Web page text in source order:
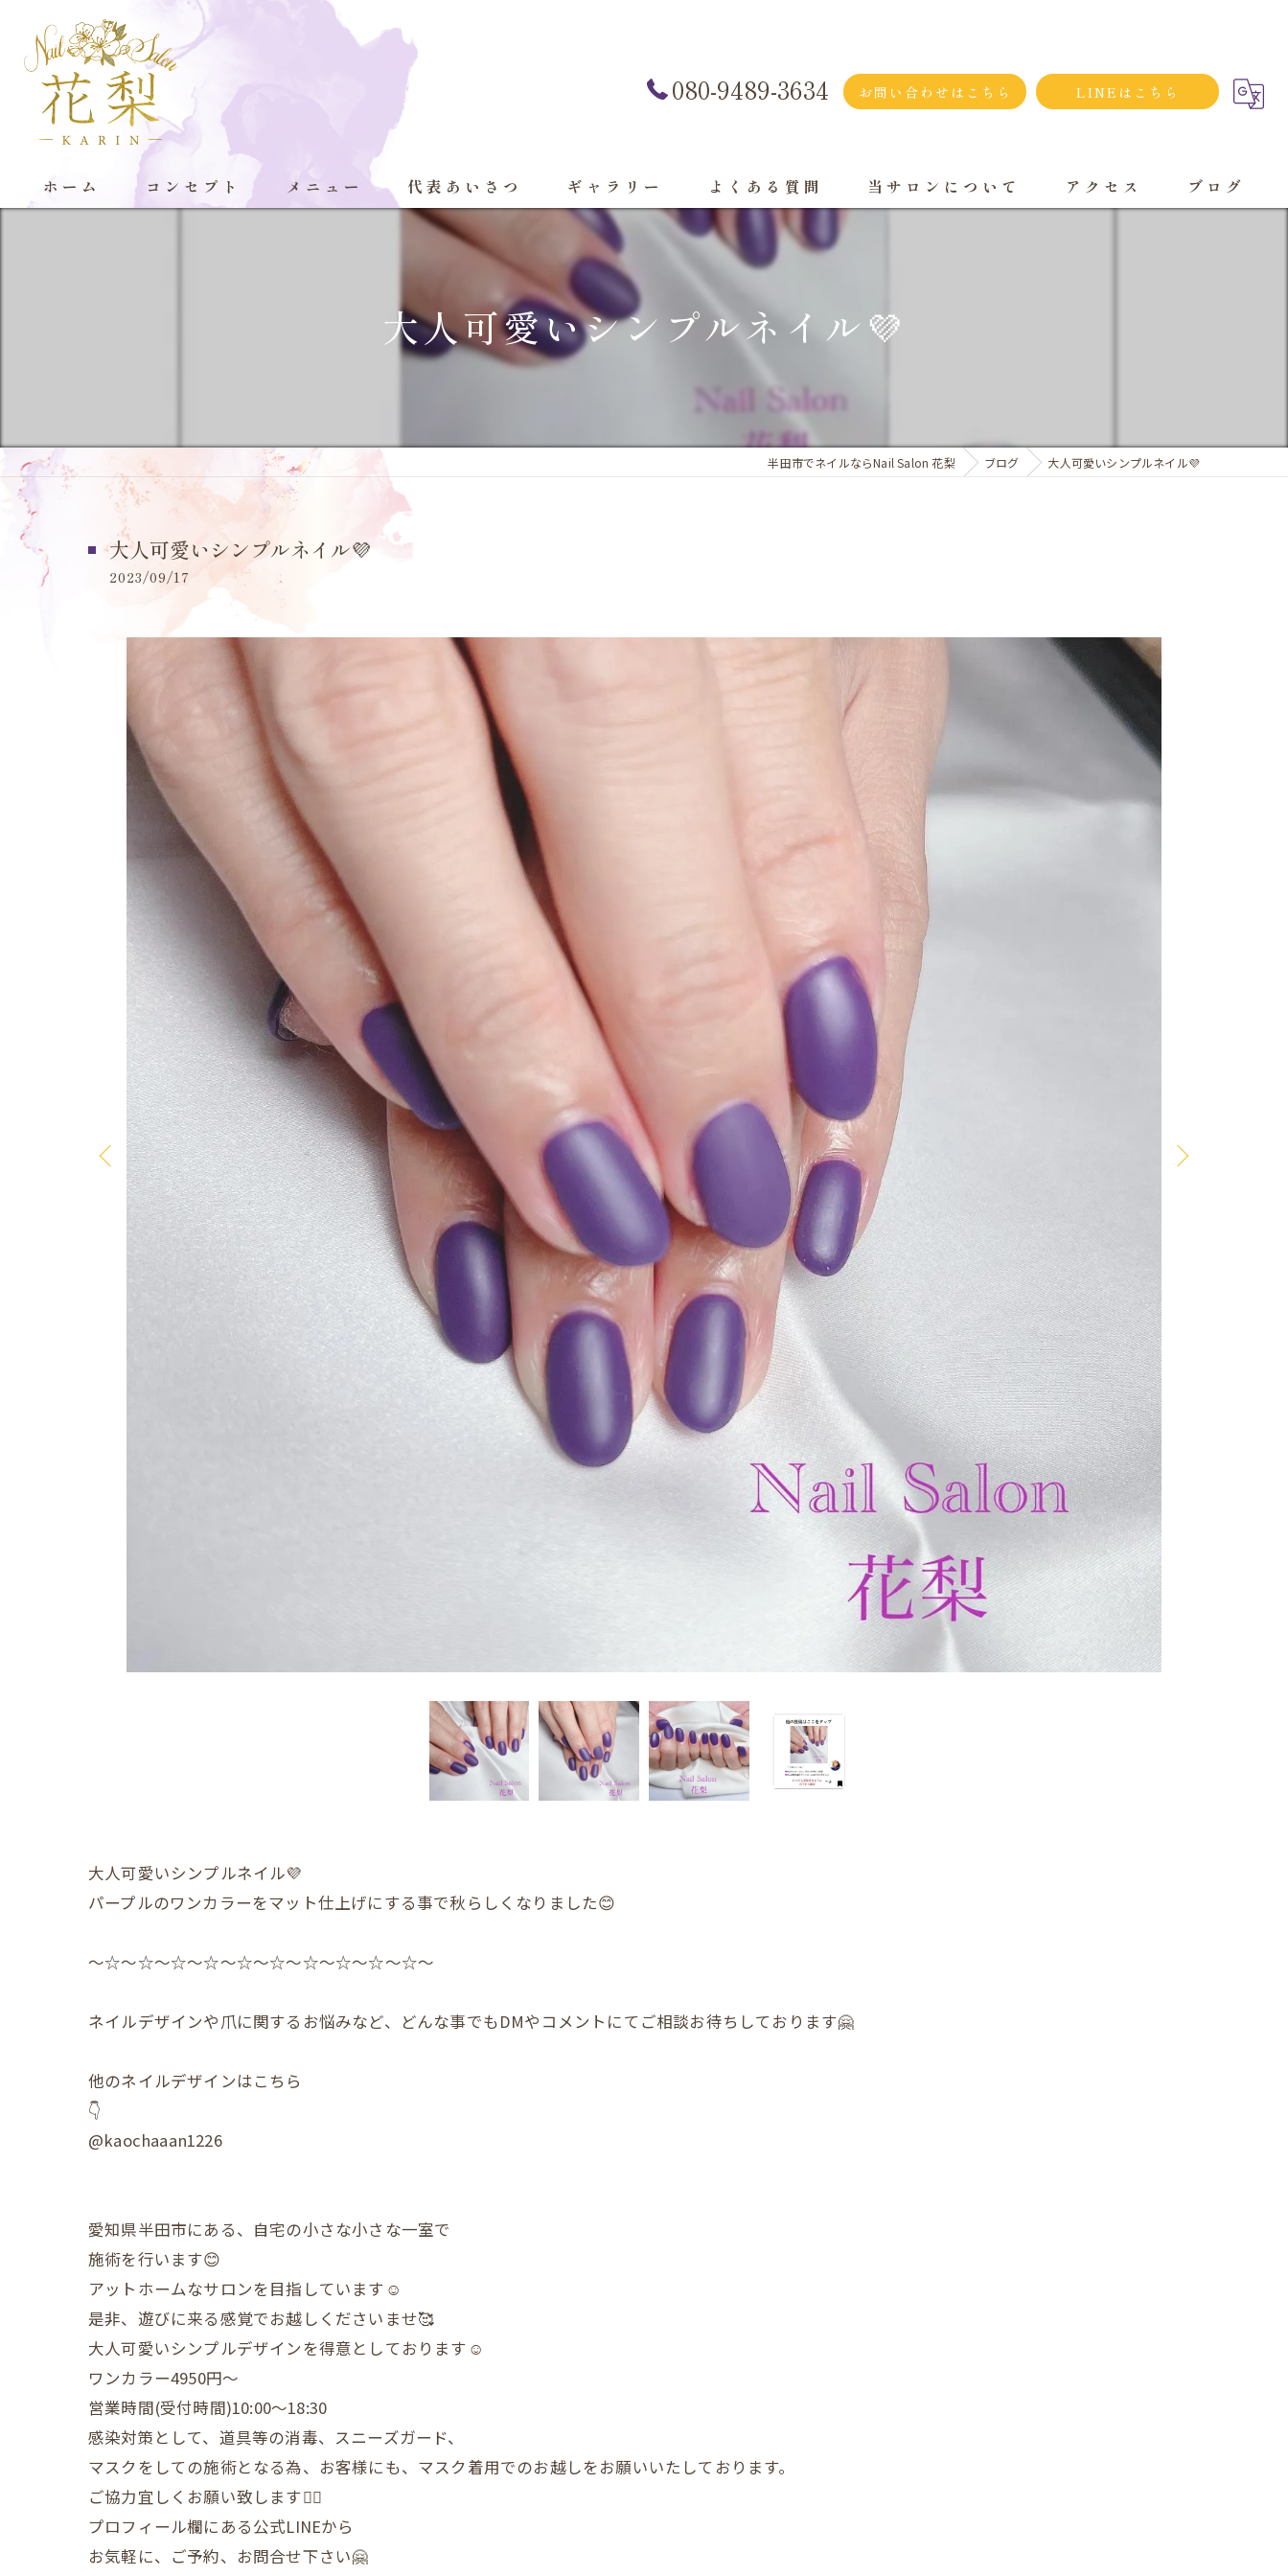
080-9489-3634 お問い合わせはこちら LINEはこちら
ホーム コンセプト メニュー 代表あいさつ ギャラリー よくある質問 当サロンについて
プライベートサロン
アクセス ブログ
大人可愛いシンプルネイル💜
半田市でネイルならNail Salon 花梨 ブログ 大人可愛いシンプルネイル💜
大人可愛いシンプルネイル💜
2023/09/17
大人可愛いシンプルネイル💜
パープルのワンカラーをマット仕上げにする事で秋らしくなりました😊
〜☆〜☆〜☆〜☆〜☆〜☆〜☆〜☆〜☆〜☆〜
ネイルデザインや爪に関するお悩みなど、どんな事でもDMやコメントにてご相談お待ちしております🤗
他のネイルデザインはこちら
👇
@kaochaaan1226
愛知県半田市にある、自宅の小さな小さな一室で
施術を行います😊
アットホームなサロンを目指しています☺️
是非、遊びに来る感覚でお越しくださいませ🥰
大人可愛いシンプルデザインを得意としております☺️
ワンカラー4950円〜
営業時間(受付時間)10:00〜18:30
感染対策として、道具等の消毒、スニーズガード、
マスクをしての施術となる為、お客様にも、マスク着用でのお越しをお願いいたしております。
ご協力宜しくお願い致します🙇‍♀️
プロフィール欄にある公式LINEから
お気軽に、ご予約、お問合せ下さい🤗